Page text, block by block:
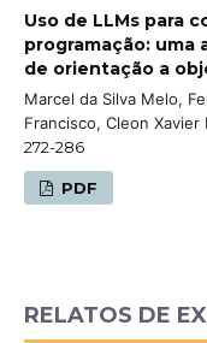
Uso de LLMs para
programação: uma
de orientação a
Marcel da Silva Melo,
Francisco, Cleon Xavier
272-286
PDF
RELATOS DE